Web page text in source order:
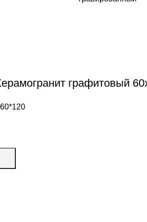
графитовый